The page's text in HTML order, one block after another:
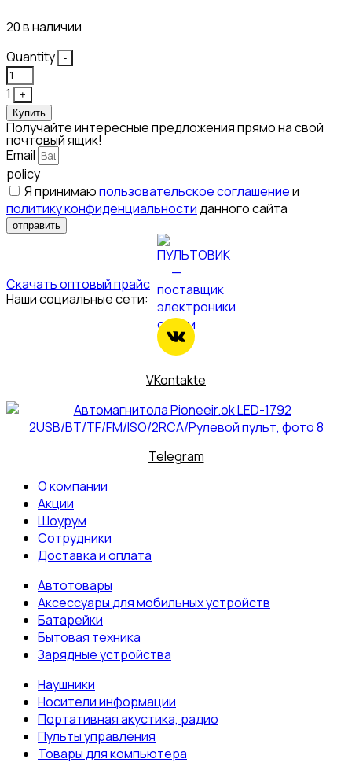
20 в наличии
Quantity
-
1
+
Купить
Получайте интересные предложения прямо на свой
почтовый ящик!
Email
policy
Я принимаюпользовательское соглашениеи
политику конфиденциальностиданного сайта
отправить
Скачать оптовый прайс
Наши социальные сети:
VKontakte
Telegram
О компании
Акции
Шоурум
Сотрудники
Доставка и оплата
Автотовары
Аксессуары для мобильных устройств
Батарейки
Бытовая техника
Зарядные устройства
Наушники
Носители информации
Портативная акустика, радио
Пульты управления
Товары для компьютера